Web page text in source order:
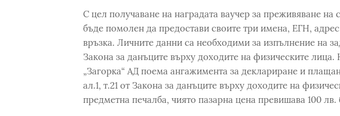
С цел получаване на наградата ваучер за преживяване
бъде помолен да предостави своите три имена, ЕГН,
връзка. Личните данни са необходими за изпълнение на
Закона за данъците върху доходите на физическите
„Загорка“ АД поема ангажимента за деклариране и
ал.1, т.21 от Закона за данъците върху доходите на
предметна печалба, чиято пазарна цена превишава 100 лв.